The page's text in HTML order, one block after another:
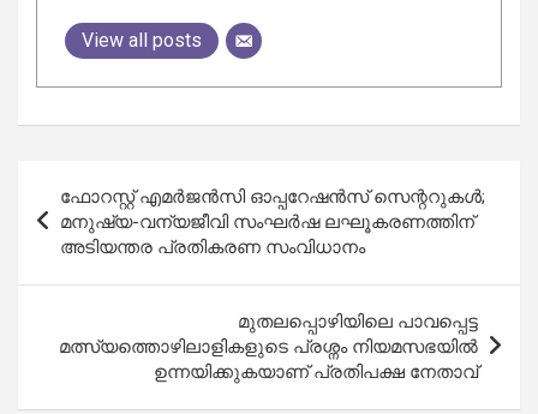
View all posts
navigation
ഫോറസ്റ്റ് എമർജൻസി ഓപ്പറേഷൻസ് സെന്ററുകൾ;
മനുഷ്യ-വന്യജീവി സംഘർഷ ലഘൂകരണത്തിന്
അടിയന്തര പ്രതികരണ സംവിധാനം
മുതലപ്പൊഴിയിലെ പാവപ്പെട്ട
മത്സ്യത്തൊഴിലാളികളുടെ പ്രശ്നം നിയമസഭയിൽ
ഉന്നയിക്കുകയാണ് പ്രതിപക്ഷ നേതാവ്